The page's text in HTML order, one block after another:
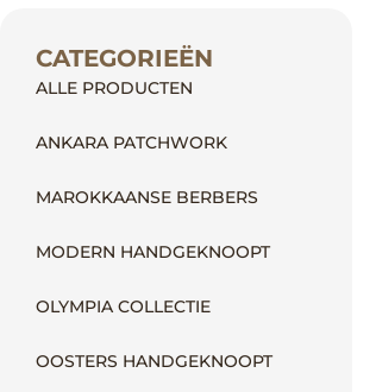
CATEGORIEËN
ALLE PRODUCTEN
ANKARA PATCHWORK
MAROKKAANSE BERBERS
MODERN HANDGEKNOOPT
OLYMPIA COLLECTIE
OOSTERS HANDGEKNOOPT